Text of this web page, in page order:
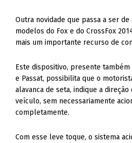
Outra novidade que passa a ser
modelos do Fox e do CrossFox
mais um importante recurso de
Este dispositivo, presente
e Passat, possibilita que o
alavanca de seta, indique a
veículo, sem necessariamente
completamente.
Com esse leve toque, o sistema